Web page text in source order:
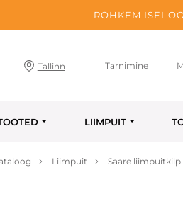
ROHKEM
Tallinn Tarnimine
LIIMPUIT
Liimpuit Saare liimpuitkilp